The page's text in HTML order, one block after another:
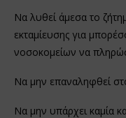
Να λυθεί άμεσα το
εκταμίευσης για
νοσοκομείων να
Να μην επαναληφθεί
Να μην υπάρχει καμία